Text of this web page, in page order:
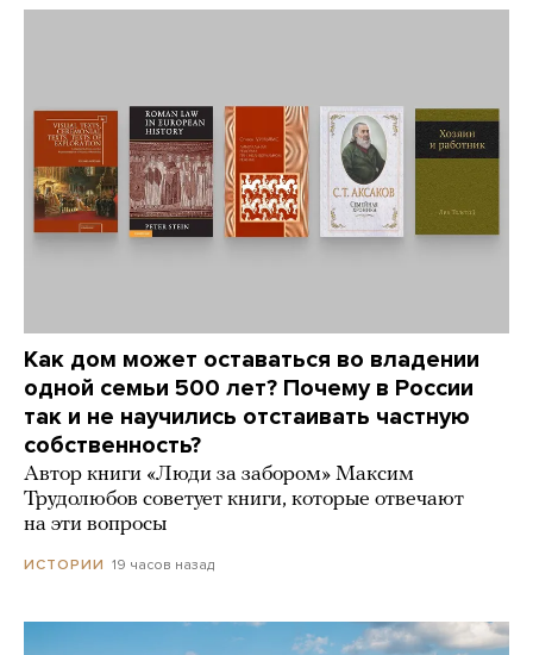
Как дом может оставаться во владении
одной семьи 500 лет? Почему в России
так и не научились отстаивать частную
собственность?
Автор книги «Люди за забором» Максим
Трудолюбов советует книги, которые отвечают
на эти вопросы
ИСТОРИИ 19 часов назад